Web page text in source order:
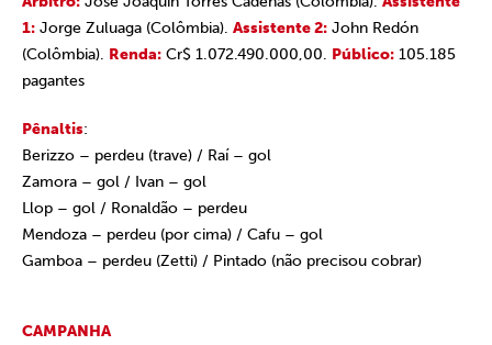
1: Jorge Zuluaga (Colômbia). Assistente 2: John Redón
(Colômbia). Renda: Cr$ 1.072.490.000,00. Público: 105.185
pagantes
Pênaltis:
Berizzo – perdeu (trave) / Raí – gol
Zamora – gol / Ivan – gol
Llop – gol / Ronaldão – perdeu
Mendoza – perdeu (por cima) / Cafu – gol
Gamboa – perdeu (Zetti) / Pintado (não precisou cobrar)
CAMPANHA